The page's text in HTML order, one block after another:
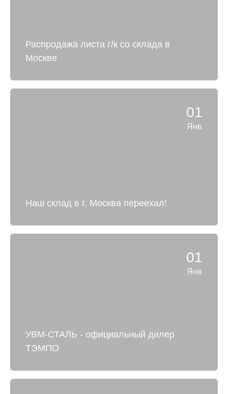
Распродажа листа г/к со склада в
Москве
01
Янв
Наш склад в г. Москва переехал!
01
Янв
УВМ-СТАЛЬ - официальный дилер
ТЭМПО